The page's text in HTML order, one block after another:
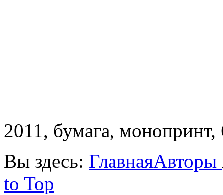
2011, бумага, монопринт,
Вы здесь: ГлавнаяАвторы
to Top